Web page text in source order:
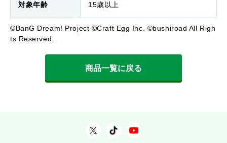
対象年齢 15歳以上
©BanG Dream! Project ©Craft Egg Inc. ©bushiroad All Righ
ts Reserved.
商品一覧に戻る